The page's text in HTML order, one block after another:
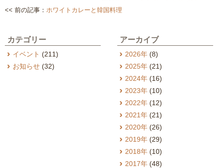
<< 前の記事： ホワイトカレーと韓国料理
カテゴリー
イベント (211)
お知らせ (32)
アーカイブ
2026年 (8)
2025年 (21)
2024年 (16)
2023年 (10)
2022年 (12)
2021年 (21)
2020年 (26)
2019年 (29)
2018年 (10)
2017年 (48)